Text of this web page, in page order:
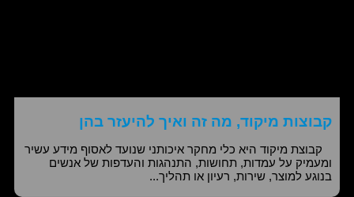
קבוצות מיקוד, מה זה ואיך להיעזר בהן
קבוצת מיקוד היא כלי מחקר איכותני שנועד לאסוף מידע עשיר
ומעמיק על עמדות, תחושות, התנהגות והעדפות של אנשים
בנוגע למוצר, שירות, רעיון או תהליך...